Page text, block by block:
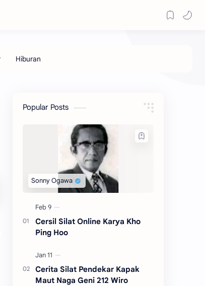
Popular Posts
Cersil Silat Online Karya Kho
Ping Hoo
Cerita Silat Pendekar Kapak
Maut Naga Geni 212 Wiro